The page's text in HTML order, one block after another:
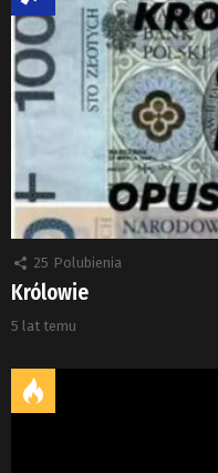
25 Polubienia
Królowie
5 lat temu